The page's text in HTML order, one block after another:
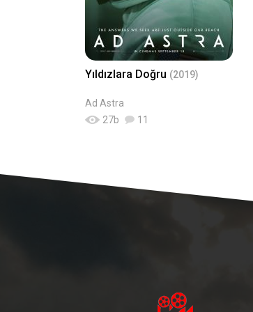
Yıldızlara Doğru (2019)
Ad Astra
27b 11